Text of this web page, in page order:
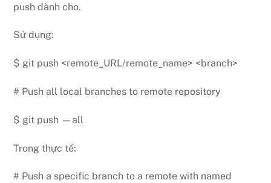
push dành cho.
Sử dụng:
$ git push <remote_URL/remote_name> <branch>
# Push all local branches to remote repository
$ git push —all
Trong thực tế:
# Push a specific branch to a remote with named